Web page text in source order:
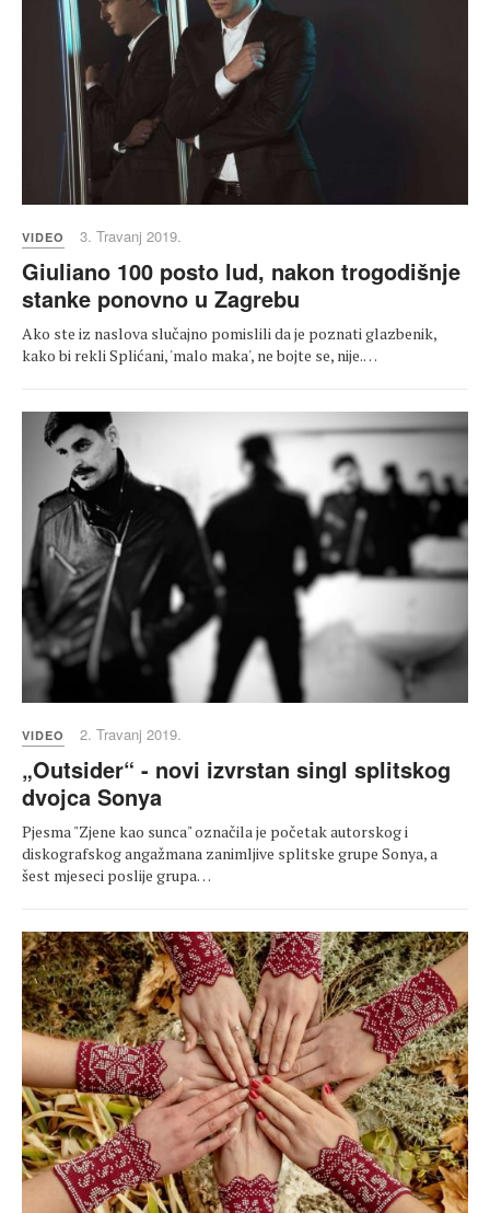
VIDEO 3. Travanj 2019.
Giuliano 100 posto lud, nakon trogodišnje
stanke ponovno u Zagrebu
Ako ste iz naslova slučajno pomislili da je poznati glazbenik,
kako bi rekli Splićani, 'malo maka', ne bojte se, nije.…
VIDEO 2. Travanj 2019.
„Outsider“ - novi izvrstan singl splitskog
dvojca Sonya
Pjesma "Zjene kao sunca" označila je početak autorskog i
diskografskog angažmana zanimljive splitske grupe Sonya, a
šest mjeseci poslije grupa…